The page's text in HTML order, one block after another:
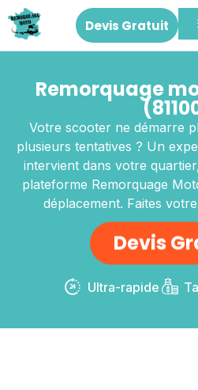
Devis Gratuit
Remorquage
Votre scooter ne démarre
plusieurs tentatives ? Un
intervient dans votre
plateforme Remorquage
déplacement. Faites
Devis
Ultra-rapide